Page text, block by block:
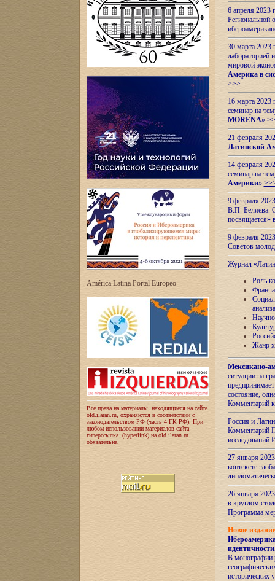
-
América Latina Portal Europeo
Все права на материалы, находящиеся на сайте
old.ilaran.ru, охраняются в соответствии с
законодательством РФ (часть 4 ГК РФ). При
любом использовании материалов сайта
гиперссылка (hyperlink) на old.ilaran.ru
обязательна.
6 апреля
Региональной
30 марта 2023
лабораторией
мировой
Америка в
>>>
16 марта 2023
семинар на
MORENA»
21 февраля
Латинской
14 февраля
семинар на
Америки»
9 февраля
В.П. Беляева.
посвящается»
9 февраля
Советов
Журнал
Роль
анализа
Жанр
Мексикано-
ситуации на
состояние,
Комментарий
Россия и
Комментарий
27 января
контексте
26 января
в круглом
Программа
Новое
идентичности
В монографии
исторических